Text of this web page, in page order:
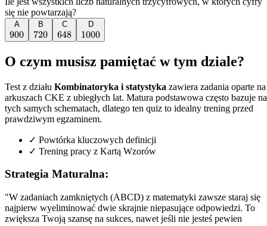
się nie powtarzają?
A
900
900
B
720
720
C
648
648
D
1000
1000
O czym musisz pamiętać w tym dziale?
Test z działu Kombinatoryka i statystyka zawiera zadania oparte na
arkuszach CKE z ubiegłych lat. Matura podstawowa często bazuje na
tych samych schematach, dlatego ten quiz to idealny trening przed
prawdziwym egzaminem.
✓ Powtórka kluczowych definicji
✓ Trening pracy z Kartą Wzorów
Strategia Maturalna:
"W zadaniach zamkniętych (ABCD) z matematyki zawsze staraj się
najpierw wyeliminować dwie skrajnie niepasujące odpowiedzi. To
zwiększa Twoją szansę na sukces, nawet jeśli nie jesteś pewien